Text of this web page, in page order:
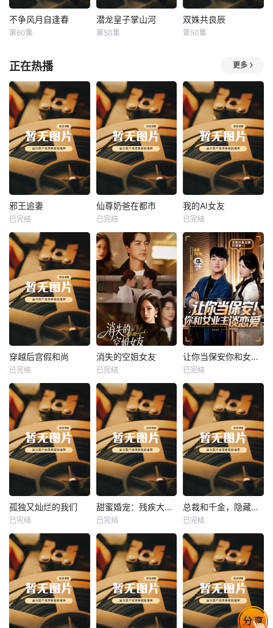
不争风月自逢春
不争风月自逢春
第60集
潜龙皇子掌山河
潜龙皇子掌山河
第50集
双姝共良辰
双姝共良辰
第50集
正在热播 更多
热播
邪王追妻
未知
邪王追妻
已完结
热播
未知
仙尊奶爸在都市
已完结
热播
我的AI女友
未知
我的AI女友
已完结
热播
未知
穿越后宫假和尚
已完结
热播
未知
消失的空姐女友
已完结
热播
未知
让你当保安你和女业主谈恋爱
已完结
热播
未知
孤独又灿烂的我们
已完结
热播
未知
甜蜜婚宠：残疾大佬夜夜撩
已完结
热播
未知
总裁和千金，隐藏身份闪婚了
已完结